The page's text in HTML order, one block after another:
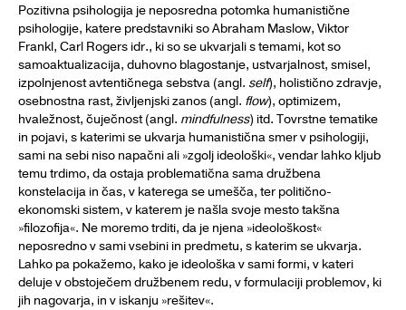
Pozitivna psihologija je neposredna potomka humanistične
psihologije, katere predstavniki so Abraham Maslow, Viktor
Frankl, Carl Rogers idr., ki so se ukvarjali s temami, kot so
samoaktualizacija, duhovno blagostanje, ustvarjalnost, smisel,
izpolnjenost avtentičnega sebstva (angl. self), holistično zdravje,
osebnostna rast, življenjski zanos (angl. flow), optimizem,
hvaležnost, čuječnost (angl. mindfulness) itd. Tovrstne tematike
in pojavi, s katerimi se ukvarja humanistična smer v psihologiji,
sami na sebi niso napačni ali »zgolj ideološki«, vendar lahko kljub
temu trdimo, da ostaja problematična sama družbena
konstelacija in čas, v katerega se umešča, ter politično-
ekonomski sistem, v katerem je našla svoje mesto takšna
»filozofija«. Ne moremo trditi, da je njena »ideološkost«
neposredno v sami vsebini in predmetu, s katerim se ukvarja.
Lahko pa pokažemo, kako je ideološka v sami formi, v kateri
deluje v obstoječem družbenem redu, v formulaciji problemov, ki
jih nagovarja, in v iskanju »rešitev«.